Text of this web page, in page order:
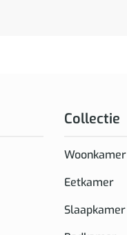
Collectie
Woonkamer
Eetkamer
Slaapkamer